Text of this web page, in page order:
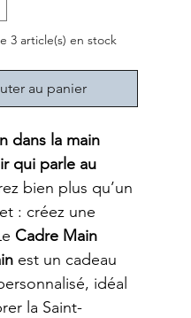
3 article(s) en stock
au panier
dans la main
qui parle au
bien plus qu’un
: créez une
Cadre Main
est un cadeau
idéal
la Saint-